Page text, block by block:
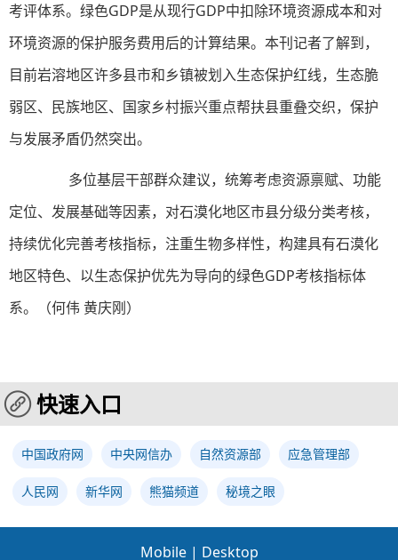
考评体系。绿色GDP是从现行GDP中扣除环境资源成本和对
环境资源的保护服务费用后的计算结果。本刊记者了解到，
目前岩溶地区许多县市和乡镇被划入生态保护红线，生态脆
弱区、民族地区、国家乡村振兴重点帮扶县重叠交织，保护
与发展矛盾仍然突出。
多位基层干部群众建议，统筹考虑资源禀赋、功能
定位、发展基础等因素，对石漠化地区市县分级分类考核，
持续优化完善考核指标，注重生物多样性，构建具有石漠化
地区特色、以生态保护优先为导向的绿色GDP考核指标体
系。（何伟 黄庆刚）
快速入口
中国政府网 中央网信办 自然资源部 应急管理部
人民网 新华网 熊猫频道 秘境之眼
Mobile | Desktop